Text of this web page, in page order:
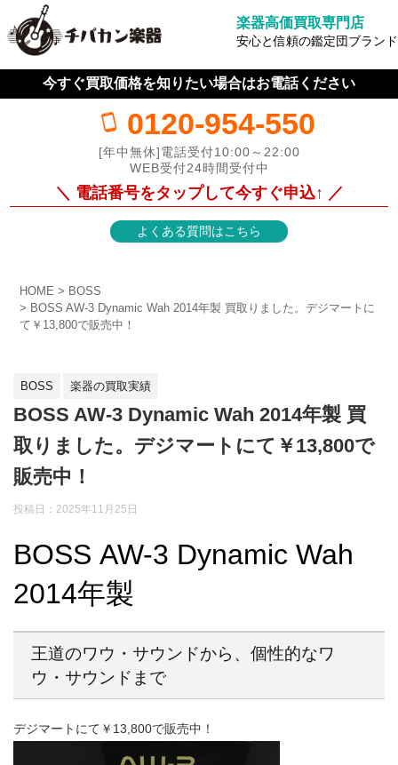
楽器高価買取専門店
安心と信頼の鑑定団ブランド
今すぐ買取価格を知りたい場合はお電話ください
0120-954-550
[年中無休]電話受付10:00～22:00
WEB受付24時間受付中
＼ 電話番号をタップして今すぐ申込↑ ／
よくある質問はこちら
HOME
BOSS
BOSS AW-3 Dynamic Wah 2014年製 買取りました。デジマートに
て￥13,800で販売中！
BOSS 楽器の買取実績
BOSS AW-3 Dynamic Wah 2014年製 買
取りました。デジマートにて￥13,800で
販売中！
投稿日：2025年11月25日
BOSS AW-3 Dynamic Wah
2014年製
王道のワウ・サウンドから、個性的なワ
ウ・サウンドまで
デジマートにて￥13,800で販売中！